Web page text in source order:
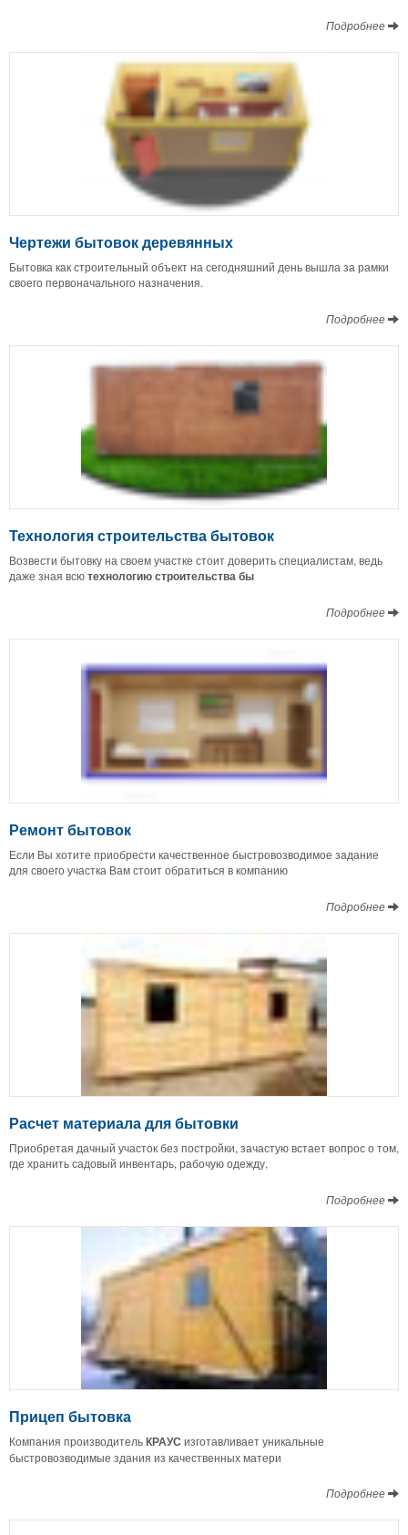
Подробнее
Чертежи бытовок деревянных
Бытовка как строительный объект на сегодняшний день вышла за рамки
своего первоначального назначения.
Подробнее
Технология строительства бытовок
Возвести бытовку на своем участке стоит доверить специалистам, ведь
даже зная всютехнологию строительства бы
Подробнее
Ремонт бытовок
Если Вы хотите приобрести качественное быстровозводимое задание
для своего участка Вам стоит обратиться в компанию
Подробнее
Расчет материала для бытовки
Приобретая дачный участок без постройки, зачастую встает вопрос о том,
где хранить садовый инвентарь, рабочую одежду,
Подробнее
Прицеп бытовка
Компания производительКРАУС изготавливает уникальные
быстровозводимые здания из качественных матери
Подробнее